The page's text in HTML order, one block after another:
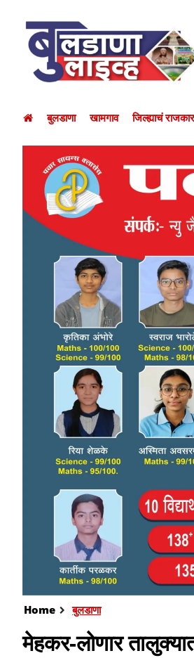
बुलडाणा खामगाव जिल्ह्याचं
Home बुलडाणा
मेहकर-लोणार